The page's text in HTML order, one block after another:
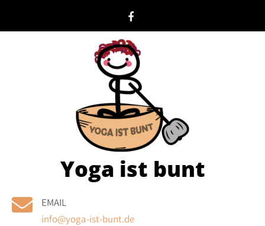
Yoga ist bunt
EMAIL
info@yoga-ist-bunt.de